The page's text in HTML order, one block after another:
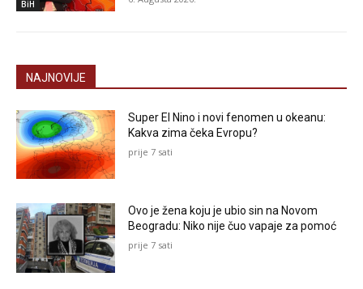
BiH
NAJNOVIJE
Super El Nino i novi fenomen u okeanu:
Kakva zima čeka Evropu?
prije 7 sati
Ovo je žena koju je ubio sin na Novom
Beogradu: Niko nije čuo vapaje za pomoć
prije 7 sati